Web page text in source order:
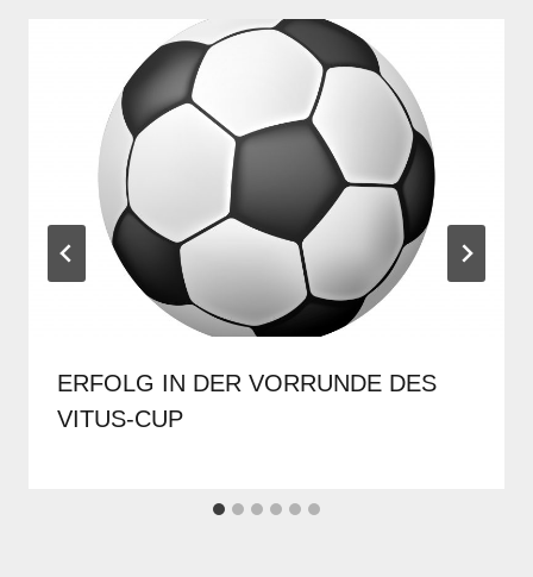
ERFOLG IN DER VORRUNDE DES
VITUS-CUP